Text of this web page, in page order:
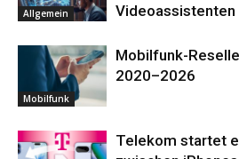
Allgemein
Videoassistenten
Mobilfunk
Mobilfunk-
2020–2026
Telekom startet